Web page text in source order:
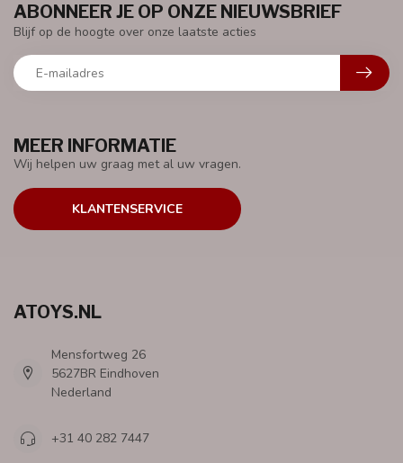
MEER INFORMATIE
Wij helpen uw graag met al uw vragen.
KLANTENSERVICE
ABONNEER JE OP ONZE NIEUWSBRIEF
Blijf op de hoogte over onze laatste acties
ATOYS.NL
Mensfortweg 26
5627BR Eindhoven
Nederland
+31 40 282 7447